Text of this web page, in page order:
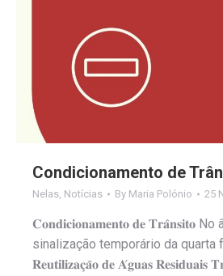
Condicionamento de
Nelas, Notícias By Maria Polónio 25
𝐂𝐨𝐧𝐝𝐢𝐜𝐢𝐨𝐧𝐚𝐦𝐞𝐧𝐭𝐨 𝐝𝐞 𝐓𝐫𝐚̂𝐧𝐬𝐢𝐭𝐨
sinalização temporário da quarta
𝐑𝐞𝐮𝐭𝐢𝐥𝐢𝐳𝐚𝐜̧𝐚̃𝐨 𝐝𝐞 𝐀́𝐠𝐮𝐚𝐬